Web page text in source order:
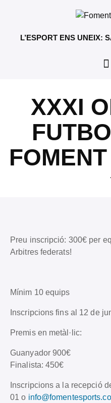
L’ESPORT ENS UNEIX:
XXXI
Preu inscripció: 300€ per
Arbitres federats!
Mínim 10 equips
Inscripcions fins al 12 de
Premis en metàl·lic:
Guanyador 900€
Finalista: 450€
Inscripcions a la recepció
01 o